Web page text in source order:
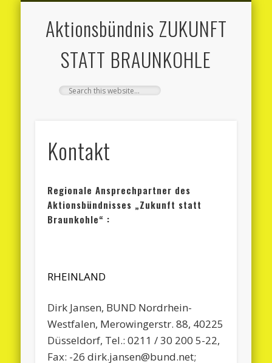
Aktionsbündnis ZUKUNFT
STATT BRAUNKOHLE
Kontakt
Regionale Ansprechpartner des
Aktionsbündnisses „Zukunft statt
Braunkohle“ :
RHEINLAND
Dirk Jansen, BUND Nordrhein-
Westfalen, Merowingerstr. 88, 40225
Düsseldorf, Tel.: 0211 / 30 200 5-22,
Fax: -26 dirk.jansen@bund.net;